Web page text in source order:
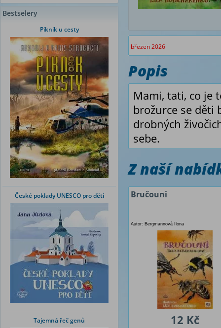
Bestselery
Piknik u cesty
České poklady UNESCO pro děti
Tajemná řeč genů
březen 2026
Popis
Mami, tati, co je
brožurce se děti
drobných
sebe.
Z naší
Bručouni
Autor: Bergmannová Ilona
12 Kč